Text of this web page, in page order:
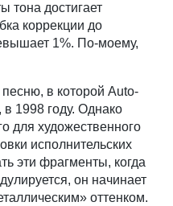
тона достигает
коррекции до
1%. По-моему,
в которой Auto-
1998 году. Однако
для художественного
исполнительских
эти фрагменты, когда
он начинает
оттенком.